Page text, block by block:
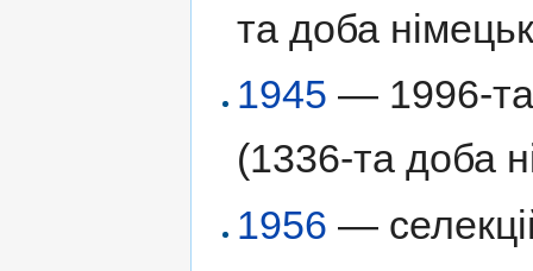
та доба
1945 — 1996-та
(1336-та доба
1956 —